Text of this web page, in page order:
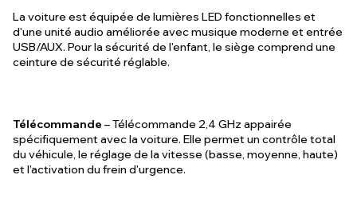
La voiture est équipée de lumières LED fonctionnelles et
d'une unité audio améliorée avec musique moderne et entrée
USB/AUX. Pour la sécurité de l'enfant, le siège comprend une
ceinture de sécurité réglable.
Télécommande – Télécommande 2,4 GHz appairée
spécifiquement avec la voiture. Elle permet un contrôle total
du véhicule, le réglage de la vitesse (basse, moyenne, haute)
et l'activation du frein d'urgence.